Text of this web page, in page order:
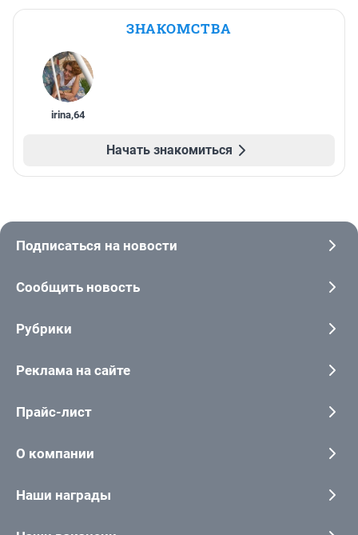
ЗНАКОМСТВА
irina,64
Начать знакомиться
Подписаться на новости
Сообщить новость
Рубрики
Реклама на сайте
Прайс-лист
О компании
Наши награды